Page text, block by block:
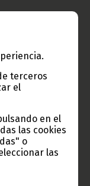
terceros
el
en el
las cookies
o
las